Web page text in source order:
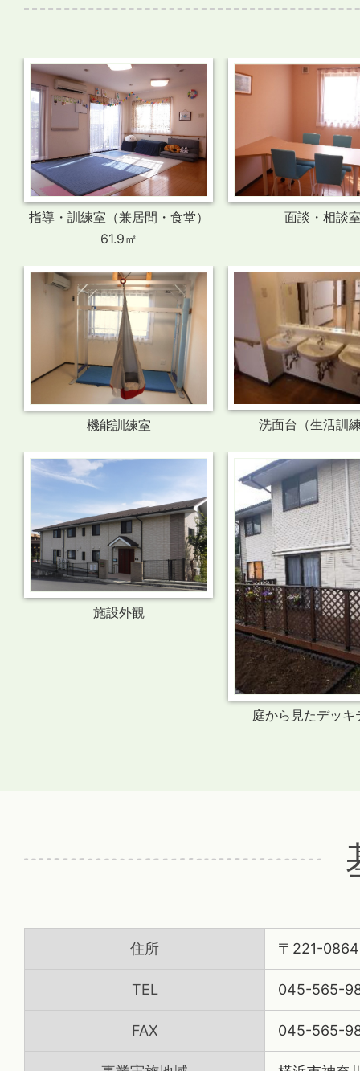
指導・訓練室（兼居間・食堂）
61.9㎡
面談・相談
機能訓練室 洗面台（生活訓
施設外観
庭から見たデッキ
住所 〒221-0864
TEL 045-565-
FAX 045-565-